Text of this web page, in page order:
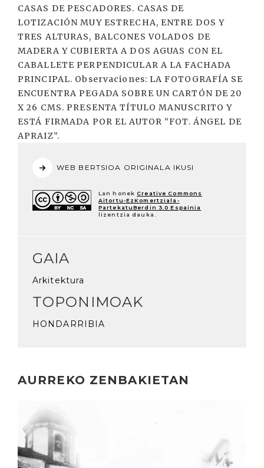
CASAS DE PESCADORES. CASAS DE
LOTIZACIÓN MUY ESTRECHA, ENTRE DOS Y
TRES ALTURAS, BALCONES VOLADOS DE
MADERA Y CUBIERTA A DOS AGUAS CON EL
CABALLETE PERPENDICULAR A LA FACHADA
PRINCIPAL. Observaciones: LA FOTOGRAFÍA SE
ENCUENTRA PEGADA SOBRE UN CARTÓN DE 20
X 26 CMS. PRESENTA TÍTULO MANUSCRITO Y
ESTÁ FIRMADA POR EL AUTOR “FOT. ÁNGEL DE
APRAIZ”.
WEB BERTSIOA ORIGINALA IKUSI
Lan honek Creative Commons
Aitortu-EzKomertziala-
PartekatuBerdin 3.0 Espainia
lizentzia dauka.
GAIA
Arkitektura
TOPONIMOAK
HONDARRIBIA
AURREKO ZENBAKIETAN